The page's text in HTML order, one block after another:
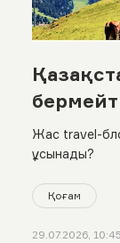
Жас travel-
ұсынады?
Қоғам
29.07.2026, 10:45